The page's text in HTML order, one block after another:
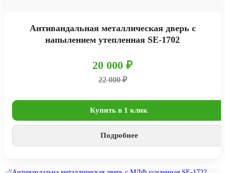
Антивандальная металлическая дверь с
напылением утепленная SE-1702
20 000 ₽
22 000 ₽
Купить в 1 клик
Подробнее